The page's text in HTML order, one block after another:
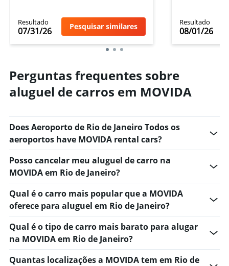
Resultado
07/31/26 Pesquisar similares Resultado
08/01/26
Perguntas frequentes sobre
aluguel de carros em MOVIDA
Does Aeroporto de Rio de Janeiro Todos os
aeroportos have MOVIDA rental cars?
Posso cancelar meu aluguel de carro na
MOVIDA em Rio de Janeiro?
Qual é o carro mais popular que a MOVIDA
oferece para aluguel em Rio de Janeiro?
Qual é o tipo de carro mais barato para alugar
na MOVIDA em Rio de Janeiro?
Quantas localizações a MOVIDA tem em Rio de